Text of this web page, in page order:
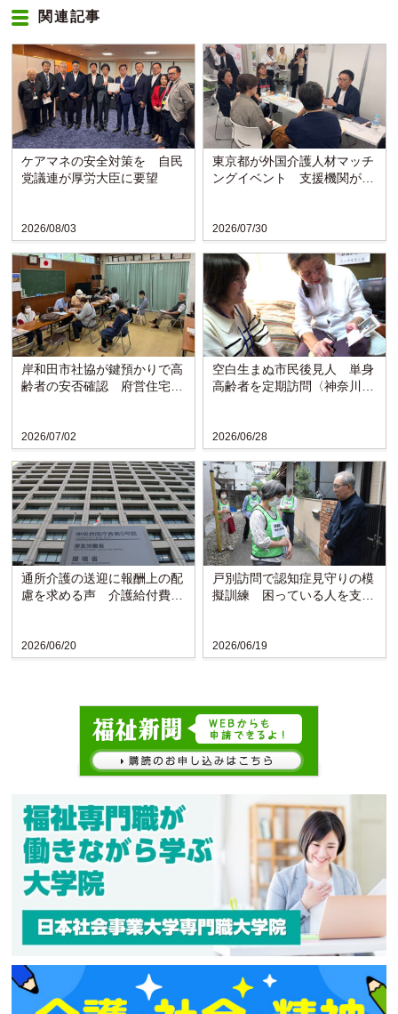
関連記事
2026/08/03
ケアマネの安全対策を 自民
党議連が厚労大臣に要望
2026/07/30
東京都が外国介護人材マッチ
ングイベント 支援機関が課
2026/07/02
岸和田市社協が鍵預かりで高
齢者の安否確認 府営住宅で
2026/06/28
空白生まぬ市民後見人 単身
高齢者を定期訪問〈神奈川・
2026/06/20
通所介護の送迎に報酬上の配
慮を求める声 介護給付費分
2026/06/19
戸別訪問で認知症見守りの模
擬訓練 困っている人を支え